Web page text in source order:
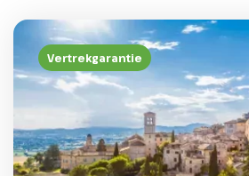
Vertrekgarantie